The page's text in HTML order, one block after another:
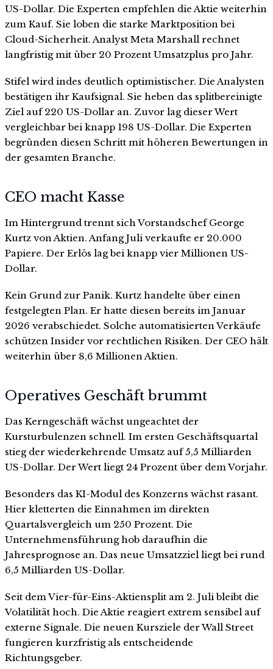
US-Dollar. Die Experten empfehlen die Aktie weiterhin
zum Kauf. Sie loben die starke Marktposition bei
Cloud-Sicherheit. Analyst Meta Marshall rechnet
langfristig mit über 20 Prozent Umsatzplus pro Jahr.
Stifel wird indes deutlich optimistischer. Die Analysten
bestätigen ihr Kaufsignal. Sie heben das splitbereinigte
Ziel auf 220 US-Dollar an. Zuvor lag dieser Wert
vergleichbar bei knapp 198 US-Dollar. Die Experten
begründen diesen Schritt mit höheren Bewertungen in
der gesamten Branche.
CEO macht Kasse
Im Hintergrund trennt sich Vorstandschef George
Kurtz von Aktien. Anfang Juli verkaufte er 20.000
Papiere. Der Erlös lag bei knapp vier Millionen US-
Dollar.
Kein Grund zur Panik. Kurtz handelte über einen
festgelegten Plan. Er hatte diesen bereits im Januar
2026 verabschiedet. Solche automatisierten Verkäufe
schützen Insider vor rechtlichen Risiken. Der CEO hält
weiterhin über 8,6 Millionen Aktien.
Operatives Geschäft brummt
Das Kerngeschäft wächst ungeachtet der
Kursturbulenzen schnell. Im ersten Geschäftsquartal
stieg der wiederkehrende Umsatz auf 5,5 Milliarden
US-Dollar. Der Wert liegt 24 Prozent über dem Vorjahr.
Besonders das KI-Modul des Konzerns wächst rasant.
Hier kletterten die Einnahmen im direkten
Quartalsvergleich um 250 Prozent. Die
Unternehmensführung hob daraufhin die
Jahresprognose an. Das neue Umsatzziel liegt bei rund
6,5 Milliarden US-Dollar.
Seit dem Vier-für-Eins-Aktiensplit am 2. Juli bleibt die
Volatilität hoch. Die Aktie reagiert extrem sensibel auf
externe Signale. Die neuen Kursziele der Wall Street
fungieren kurzfristig als entscheidende
Richtungsgeber.